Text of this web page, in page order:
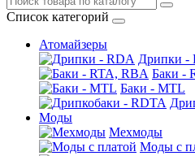
Список категорий
Атомайзеры
Дрипки -
Баки -
Баки - MTL
Моды
Мехмоды
Моды с